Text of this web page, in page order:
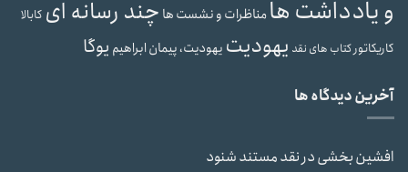
و یادداشت هامناظرات و نشست ها چند رسانه ای کابالا
کاریکاتور کتاب های نقد یهودیت یهودیت، پیمان ابراهیم یوگا
آخرین دیدگاه ها
افشین بخشیدرنقد مستند شنود